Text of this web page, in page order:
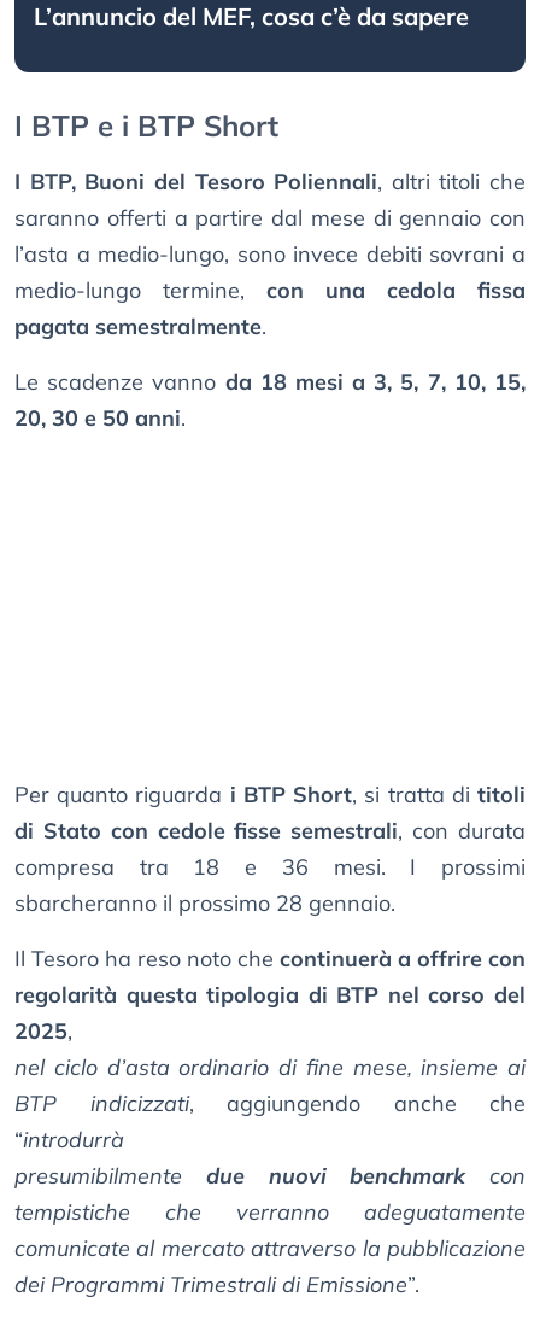
L’annuncio del MEF, cosa c’è da sapere
I BTP e i BTP Short
I BTP, Buoni del Tesoro Poliennali, altri titoli che
saranno offerti a partire dal mese di gennaio con
l’asta a medio-lungo, sono invece debiti sovrani a
medio-lungo termine, con una cedola fissa
pagata semestralmente.
Le scadenze vanno da 18 mesi a 3, 5, 7, 10, 15,
20, 30 e 50 anni.
Per quanto riguarda i BTP Short, si tratta dititoli
di Stato con cedole fisse semestrali, con durata
compresa tra 18 e 36 mesi. I prossimi
sbarcheranno il prossimo 28 gennaio.
Il Tesoro ha reso noto che continuerà a offrire con
regolarità questa tipologia di BTP nel corso del
2025,
nel ciclo d’asta ordinario di fine mese, insieme ai
BTP indicizzati, aggiungendo anche che
“introdurrà
presumibilmente due nuovi benchmarkcon
tempistiche che verranno adeguatamente
comunicate al mercato attraverso la pubblicazione
dei Programmi Trimestrali di Emissione”.